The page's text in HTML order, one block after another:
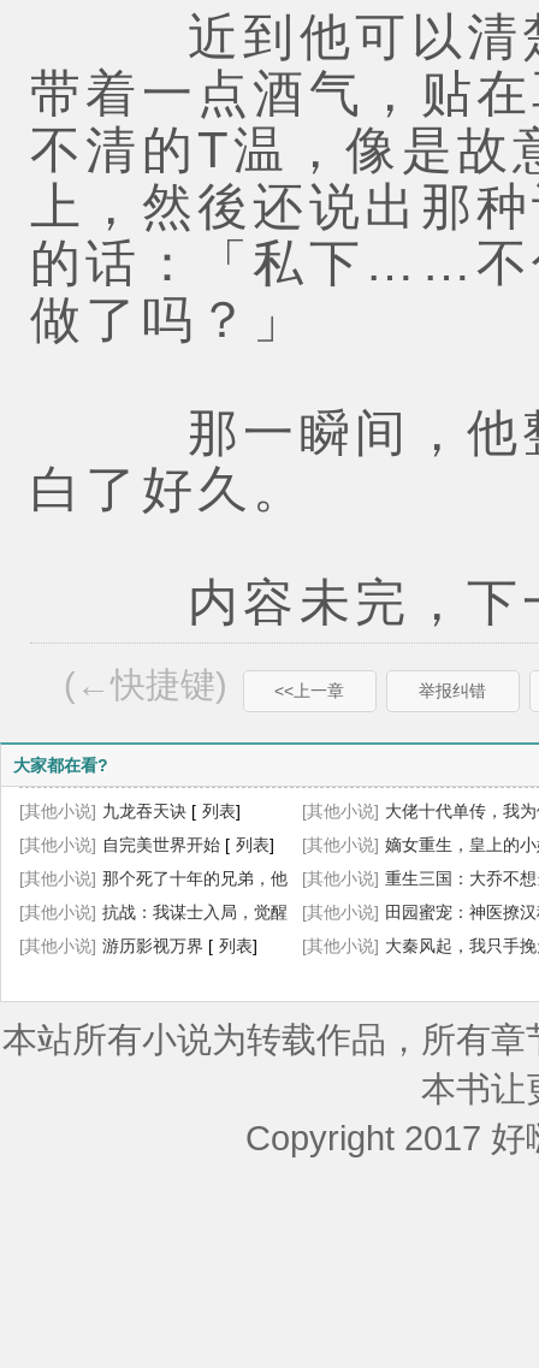
近到他可以清楚
带着一点酒气，贴
不清的T温，像是故
上，然後还说出那
的话：「私下……
做了吗？」
那一瞬间，他整
白了好久。
内容未完，下
(←快捷键) <<上一章 举报纠错
大家都在看?
[其他小说] 九龙吞天诀 [ 列表] [其他小说] 大佬十代单传，我
胎生四宝[ 列表]
[其他小说] 自完美世界开始 [ 列表] [其他小说] 嫡女重生，皇上的
杀疯了[ 列表]
[其他小说] 那个死了十年的兄弟，他
回来了[ 列表]
[其他小说] 重生三国：大乔不
妇了[ 列表 ]
[其他小说] 抗战：我谋士入局，觉醒
小地图！[ 列表]
[其他小说] 田园蜜宠：神医撩
忙[ 列表]
[其他小说] 游历影视万界 [ 列表] [其他小说] 大秦风起，我只手
本站所有小说为转载作品，所有
本书让
Copyright 2017